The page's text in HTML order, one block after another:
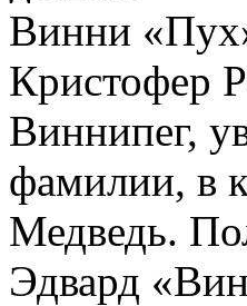
Винни
Кристофер
Виннипег,
фамилии, в
Медведь.
Эдвард